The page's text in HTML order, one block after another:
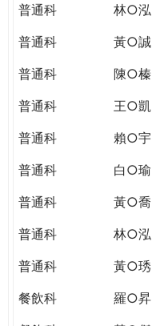
普通科
林○泓
普通科
黃○誠
普通科
陳○榛
普通科
王○凱
普通科
賴○宇
普通科
白○瑜
普通科
黃○喬
普通科
林○泓
普通科
黃○琇
餐飲科
羅○昇